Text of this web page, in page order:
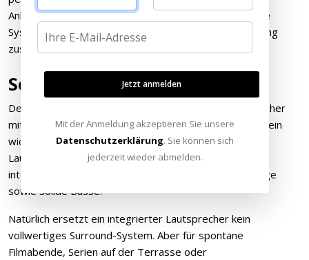
Anbindung lässt sich der Cine Compact 1 in bestehende
Systeme integrieren – etwa um ihn per Szene-Steuerung
zusammen mit der Beleuchtung zu aktivieren.
Sound: Dolby Audio integriert
Der Cine Compact 1 verfügt über integrierte Lautsprecher
mit Dolby Sound. Für einen portablen Projektor ist das ein
wichtiger Punkt: Sie benötigen nicht zwingend externe
Lautsprecher, um einen Filmabend zu genießen. Der
integrierte Sound füllt den Raum und liefert klare Dialoge
sowie solide Bässe.
Natürlich ersetzt ein integrierter Lautsprecher kein
vollwertiges Surround-System. Aber für spontane
Filmabende, Serien auf der Terrasse oder
Jetzt anmelden
Mit der Anmeldung akzeptieren Sie unsere
Datenschutzerklärung. Sie können sich
jederzeit wieder abmelden.